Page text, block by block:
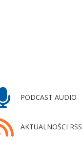
PODCAST AUDIO
AKTUALNOŚCI RSS